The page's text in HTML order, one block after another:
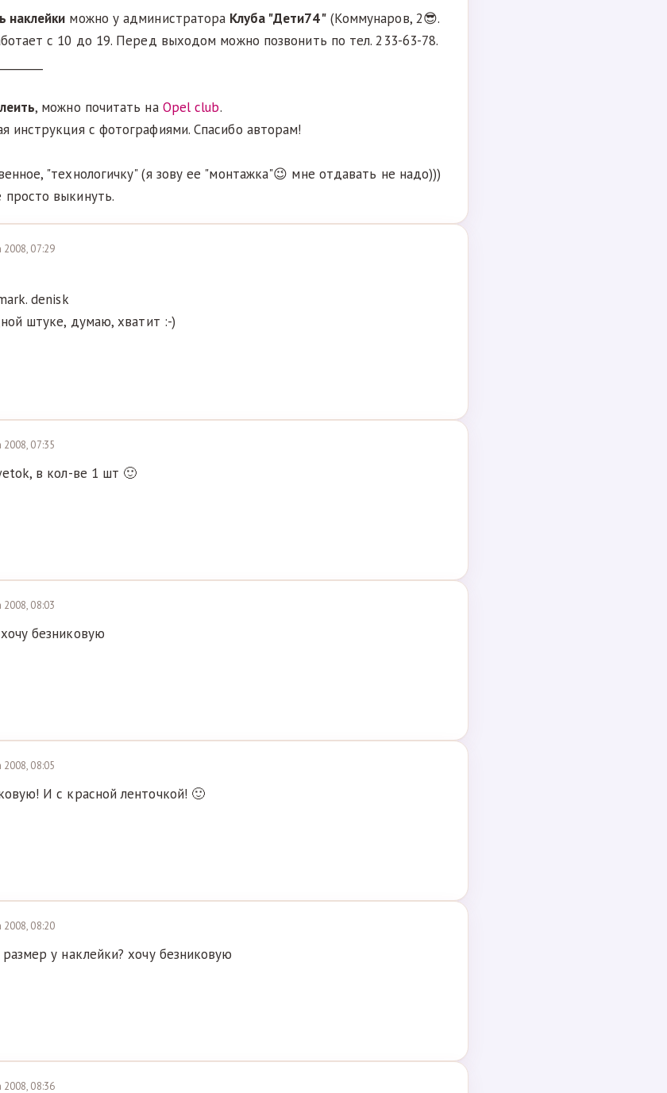
наклейки можно у администратора Клуба "Дети74"(Коммунаров, 2😎.
с 10 до 19. Перед выходом можно позвонить по тел. 233-63-78.
, можно почитать на Opel club.
инструкция с фотографиями. Спасибо авторам!
"технологичку" (я зову ее "монтажка"😉 мне отдавать не надо)))
выкинуть.
2008, 07:29
denisk
штуке, думаю, хватит :-)
2008, 07:35
в кол-ве 1 шт 🙂
2008, 08:03
безниковую
2008, 08:05
И с красной ленточкой! 🙂
2008, 08:20
у наклейки? хочу безниковую
2008, 08:36